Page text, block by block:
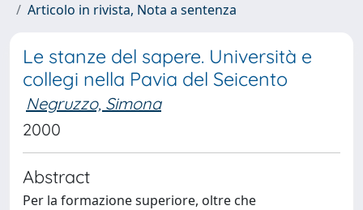
Articolo in rivista, Nota a sentenza
Le stanze del sapere. Università e
collegi nella Pavia del Seicento
Negruzzo, Simona
2000
Abstract
Per la formazione superiore, oltre che